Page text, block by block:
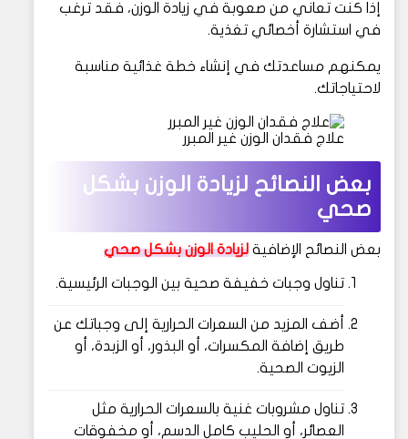
إذا كنت تعاني من صعوبة في زيادة الوزن، فقد ترغب
في استشارة أخصائي تغذية.
يمكنهم مساعدتك في إنشاء خطة غذائية مناسبة
لاحتياجاتك.
علاج فقدان الوزن غير المبرر
بعض النصائح لزيادة الوزن بشكل
صحي
بعض النصائح الإضافية لزيادة الوزن بشكل صحي
تناول وجبات خفيفة صحية بين الوجبات الرئيسية.
أضف المزيد من السعرات الحرارية إلى وجباتك عن
طريق إضافة المكسرات، أو البذور، أو الزبدة، أو
الزيوت الصحية.
تناول مشروبات غنية بالسعرات الحرارية مثل
العصائر، أو الحليب كامل الدسم، أو مخفوقات